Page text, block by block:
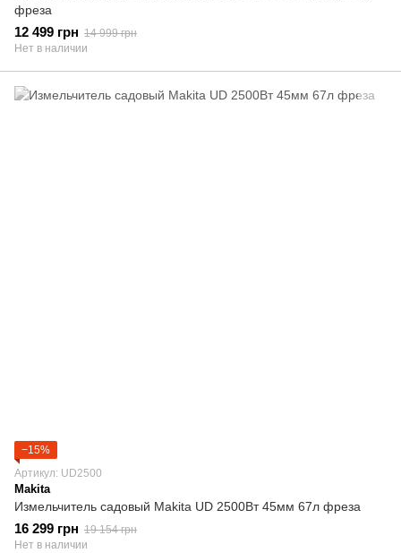
фреза
12 499 грн 14 999 грн
Нет в наличии
−15%
Артикул: UD2500
Makita
Измельчитель садовый Makita UD 2500Вт 45мм 67л фреза
16 299 грн 19 154 грн
Нет в наличии